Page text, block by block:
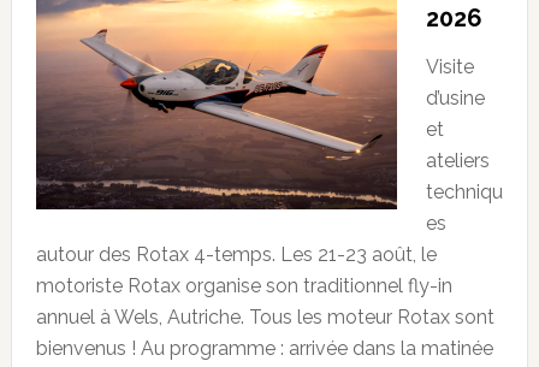
2026
Visite
d’usine
et
ateliers
techniqu
es
autour des Rotax 4-temps. Les 21-23 août, le
motoriste Rotax organise son traditionnel fly-in
annuel à Wels, Autriche. Tous les moteur Rotax sont
bienvenus ! Au programme : arrivée dans la matinée